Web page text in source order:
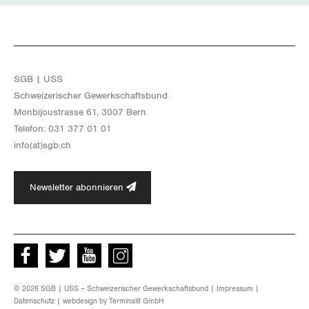
SGB | USS
Schwei­ze­ri­scher Ge­werk­schafts­bund
Mon­bi­joustras­se 61, 3007 Bern
Te­le­fon: 031 377 01 01
info(at)​sgb.​ch
Newsletter abonnieren
Facebook Twitter Youtube instagram
© 2026 SGB | USS – Schweizerischer Gewerkschaftsbund | Impressum
Datenschutz | webdesign by Terminal8 GmbH